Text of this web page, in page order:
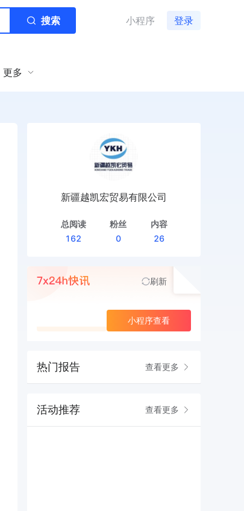
搜索 小程序 登录
更多
新疆越凯宏贸易有限公司
总阅读
162
粉丝
0
内容
26
刷新
小程序查看
热门报告 查看更多
活动推荐 查看更多